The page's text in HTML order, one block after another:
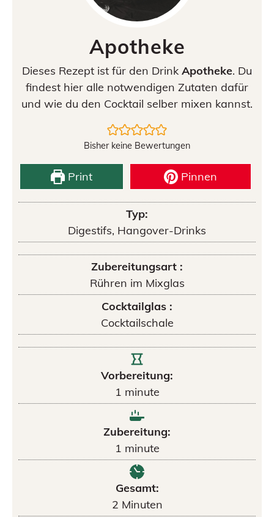
Apotheke
Dieses Rezept ist für den Drink Apotheke. Du
findest hier alle notwendigen Zutaten dafür
und wie du den Cocktail selber mixen kannst.
Bisher keine Bewertungen
Print Pinnen
Typ:
Digestifs, Hangover-Drinks
Zubereitungsart :
Rühren im Mixglas
Cocktailglas :
Cocktailschale
Vorbereitung:
1 minute
Zubereitung:
1 minute
Gesamt:
2 Minuten